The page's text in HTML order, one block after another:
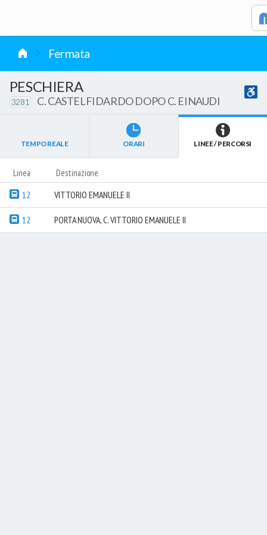
Fermata
PESCHIERA
3281 C. CASTELFIDARDO DOPO C. EINAUDI
TEMPO REALE ORARI LINEE / PERCORSI
Linea Destinazione
12 VITTORIO EMANUELE II
12 PORTA NUOVA, C. VITTORIO EMANUELE II